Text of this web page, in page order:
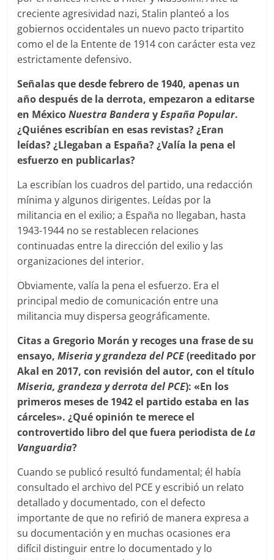
creciente agresividad nazi, Stalin planteó a los
gobiernos occidentales un nuevo pacto tripartito
como el de la Entente de 1914 con carácter esta vez
estrictamente defensivo.
Señalas que desde febrero de 1940, apenas un
año después de la derrota, empezaron a editarse
en MéxicoNuestra BanderayEspaña Popular.
¿Quiénes escribían en esas revistas? ¿Eran
leídas? ¿Llegaban a España? ¿Valía la pena el
esfuerzo en publicarlas?
La escribían los cuadros del partido, una redacción
mínima y algunos dirigentes. Leídas por la
militancia en el exilio; a España no llegaban, hasta
1943-1944 no se restablecen relaciones
continuadas entre la dirección del exilio y las
organizaciones del interior.
Obviamente, valía la pena el esfuerzo. Era el
principal medio de comunicación entre una
militancia muy dispersa geográficamente.
Citas a Gregorio Morán y recoges una frase de su
ensayo,Miseria y grandeza del PCE(reeditado por
Akal en 2017, con revisión del autor, con el título
Miseria, grandeza y derrota del PCE): «En los
primeros meses de 1942 el partido estaba en las
cárceles». ¿Qué opinión te merece el
controvertido libro del que fuera periodista deLa
Vanguardia?
Cuando se publicó resultó fundamental; él había
consultado el archivo del PCE y escribió un relato
detallado y documentado, con el defecto
importante de que no refirió de manera expresa a
su documentación y en muchas ocasiones era
difícil distinguir entre lo documentado y lo